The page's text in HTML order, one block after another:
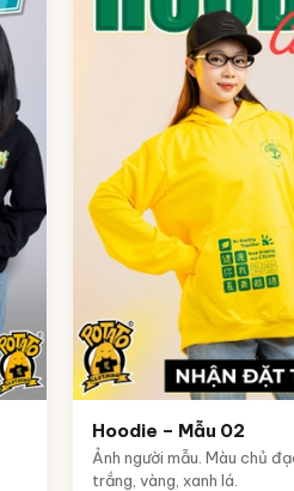
Hoodie – Mẫu 02
Ảnh người mẫu. Màu chủ
trắng, vàng, xanh lá.